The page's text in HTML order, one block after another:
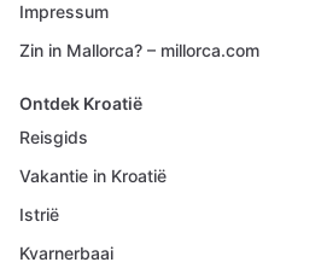
Impressum
Zin in Mallorca? – millorca.com
Ontdek Kroatië
Reisgids
Vakantie in Kroatië
Istrië
Kvarnerbaai